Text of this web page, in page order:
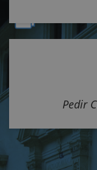
Pedir